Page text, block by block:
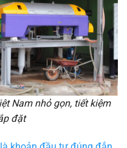
Nam nhỏ gọn, tiết kiệm
đặt